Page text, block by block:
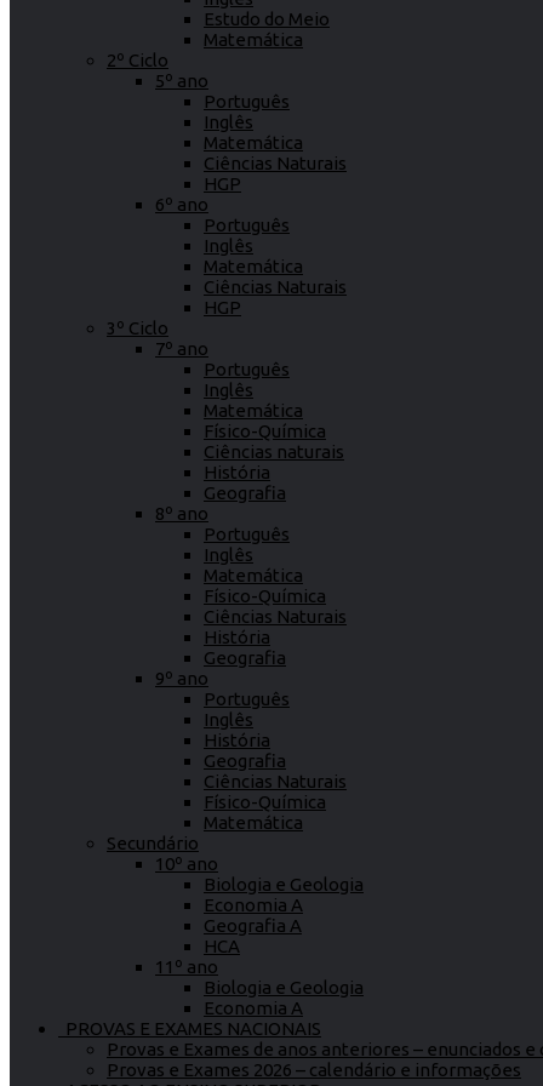
Estudo do Meio
Matemática
2º Ciclo
5º ano
Português
Inglês
Matemática
Ciências Naturais
HGP
6º ano
Português
Inglês
Matemática
Ciências Naturais
HGP
3º Ciclo
7º ano
Português
Inglês
Matemática
Físico-Química
Ciências naturais
História
Geografia
8º ano
Português
Inglês
Matemática
Físico-Química
Ciências Naturais
História
Geografia
9º ano
Português
Inglês
História
Geografia
Ciências Naturais
Físico-Química
Matemática
Secundário
10º ano
Biologia e Geologia
Economia A
Geografia A
HCA
11º ano
Biologia e Geologia
Economia A
PROVAS E EXAMES NACIONAIS
Provas e Exames de anos anteriores – enunciados
Provas e Exames 2026 – calendário e informações